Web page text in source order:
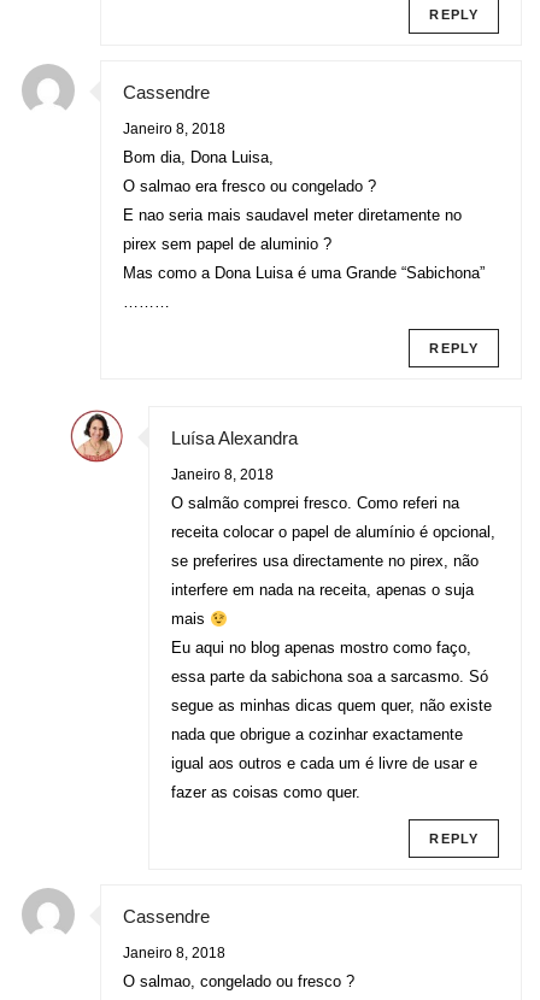
REPLY
Cassendre
Janeiro 8, 2018
Bom dia, Dona Luisa,
O salmao era fresco ou congelado ?
E nao seria mais saudavel meter diretamente no
pirex sem papel de aluminio ?
Mas como a Dona Luisa é uma Grande “Sabichona”
REPLY
Luísa Alexandra
Janeiro 8, 2018
O salmão comprei fresco. Como referi na
receita colocar o papel de alumínio é opcional,
se preferires usa directamente no pirex, não
interfere em nada na receita, apenas o suja
mais
Eu aqui no blog apenas mostro como faço,
essa parte da sabichona soa a sarcasmo. Só
segue as minhas dicas quem quer, não existe
nada que obrigue a cozinhar exactamente
igual aos outros e cada um é livre de usar e
fazer as coisas como quer.
REPLY
Cassendre
Janeiro 8, 2018
O salmao, congelado ou fresco ?